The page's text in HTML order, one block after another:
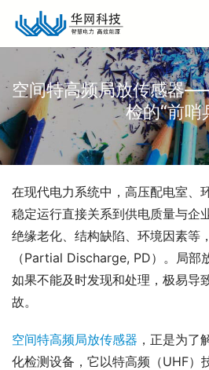
空间特高频局放传感器
检的“前哨
在现代电力系统中，高压配电室、
稳定运行直接关系到供电质量与企
绝缘老化、结构缺陷、环境因素等
（Partial Discharge, PD）。局部
如果不能及时发现和处理，极易导
故。
空间特高频局放传感器 ，正是为了
化检测设备，它以特高频（UHF）